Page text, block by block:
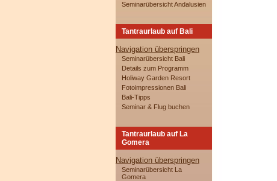
Seminarübersicht Andalusien
Tantraurlaub auf Bali
Navigation überspringen
Seminarübersicht Bali
Details zum Programm
Holiway Garden Resort
Fotoimpressionen Bali
Bali-Tipps
Seminar & Flug buchen
Tantraurlaub auf La
Gomera
Navigation überspringen
Seminarübersicht La
Gomera